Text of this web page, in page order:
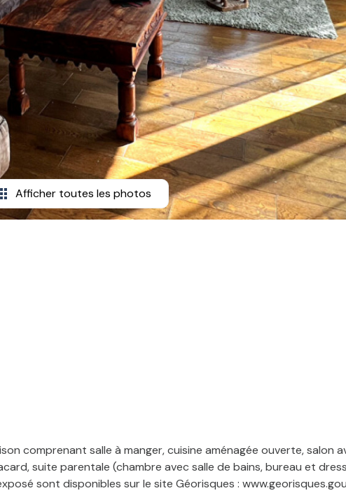
Afficher toutes les photos
comprenant salle à manger, cuisine aménagée ouverte, salon
suite parentale (chambre avec salle de bains, bureau et
sont disponibles sur le site Géorisques :